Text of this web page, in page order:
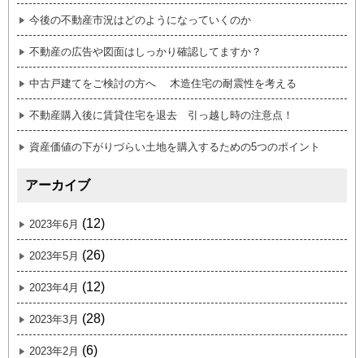
今後の不動産市況はどのようになっていくのか
不動産の広告や図面はしっかり確認してますか？
中古戸建てをご検討の方へ 木造住宅の耐震性を考える
不動産購入後に賃貸住宅を退去 引っ越し時の注意点！
資産価値の下がりづらい土地を購入するための5つのポイント
アーカイブ
2023年6月 (12)
2023年5月 (26)
2023年4月 (12)
2023年3月 (28)
2023年2月 (6)